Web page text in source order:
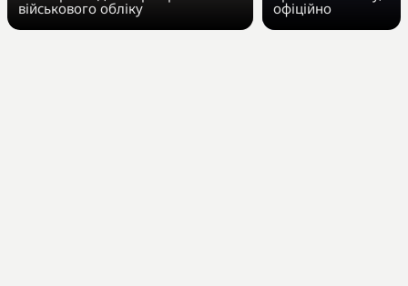
військового обліку
офіційно